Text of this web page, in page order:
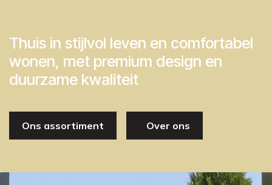
Thuis in stijlvol leven en comfortabel
wonen, met premium design en
duurzame kwaliteit
Ons assortiment Over ons